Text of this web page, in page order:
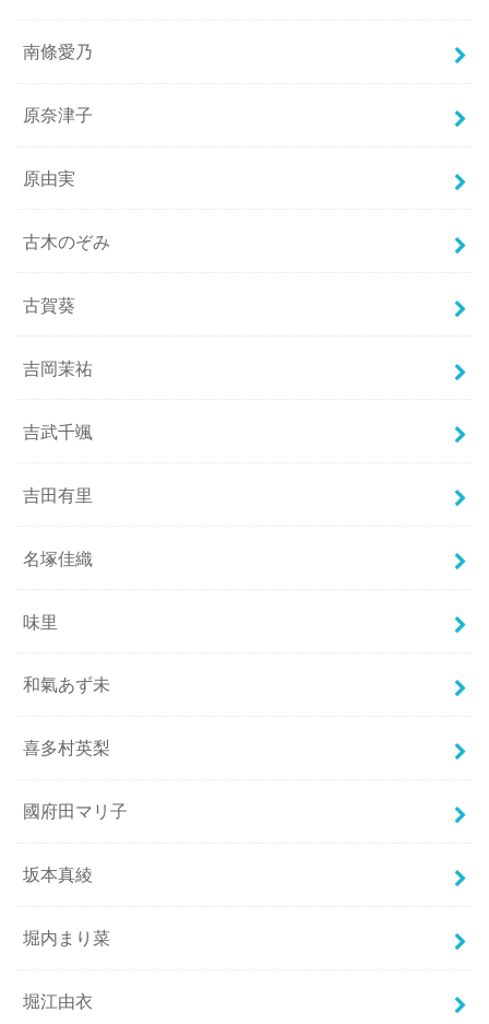
南條愛乃
原奈津子
原由実
古木のぞみ
古賀葵
吉岡茉祐
吉武千颯
吉田有里
名塚佳織
味里
和氣あず未
喜多村英梨
國府田マリ子
坂本真綾
堀内まり菜
堀江由衣